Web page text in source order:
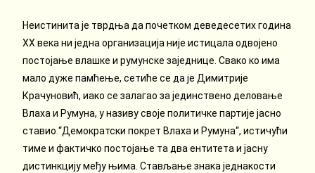
Неистинита је тврдња да почетком деведесетих година
XX века ни једна организација није истицала одвојено
постојање влашке и румунске заједнице. Свако ко има
мало дуже памћење, сетиће се да је Димитрије
Крачуновић, иако се залагао за јединствено деловање
Влаха и Румуна, у називу своје политичке партије јасно
ставио “Демократски покрет Влаха и Румуна“, истичући
тиме и фактичко постојање та два ентитета и јасну
дистинкцију међу њима. Стављање знака једнакости